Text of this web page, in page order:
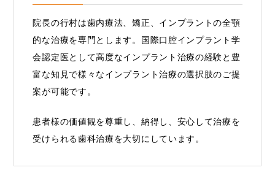
院長の行村は歯内療法、矯正、インプラントの全顎
的な治療を専門とします。国際口腔インプラント学
会認定医として高度なインプラント治療の経験と豊
富な知見で様々なインプラント治療の選択肢のご提
案が可能です。
患者様の価値観を尊重し、納得し、安心して治療を
受けられる歯科治療を大切にしています。